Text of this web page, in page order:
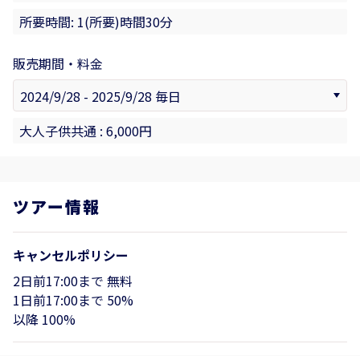
所要時間: 1(所要)時間30分
販売期間・料金
大人子供共通 : 6,000円
ツアー情報
キャンセルポリシー
2日前17:00まで 無料
1日前17:00まで 50%
以降 100%